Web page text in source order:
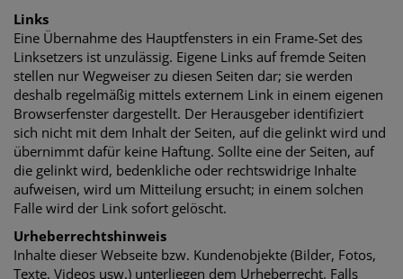
Links
Eine Übernahme des Hauptfensters in ein Frame-Set des
Linksetzers ist unzulässig. Eigene Links auf fremde Seiten
stellen nur Wegweiser zu diesen Seiten dar; sie werden
deshalb regelmäßig mittels externem Link in einem eigenen
Browserfenster dargestellt. Der Herausgeber identifiziert
sich nicht mit dem Inhalt der Seiten, auf die gelinkt wird und
übernimmt dafür keine Haftung. Sollte eine der Seiten, auf
die gelinkt wird, bedenkliche oder rechtswidrige Inhalte
aufweisen, wird um Mitteilung ersucht; in einem solchen
Falle wird der Link sofort gelöscht.
Urheberrechtshinweis
Inhalte dieser Webseite bzw. Kundenobjekte (Bilder, Fotos,
Texte, Videos usw.) unterliegen dem Urheberrecht. Falls